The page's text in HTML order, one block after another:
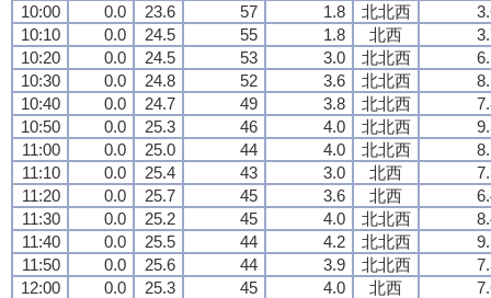
10:00
0.0 23.6 57 1.8 北北西
10:10
0.0 24.5 55 1.8 北西
10:20
0.0 24.5 53 3.0 北北西
10:30
0.0 24.8 52 3.6 北北西
10:40
0.0 24.7 49 3.8 北北西
10:50
0.0 25.3 46 4.0 北北西
11:00
0.0 25.0 44 4.0 北北西
11:10
0.0 25.4 43 3.0 北西
11:20
0.0 25.7 45 3.6 北西
11:30
0.0 25.2 45 4.0 北北西
11:40
0.0 25.5 44 4.2 北北西
11:50
0.0 25.6 44 3.9 北北西
12:00
0.0 25.3 45 4.0 北西